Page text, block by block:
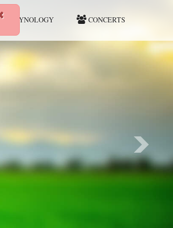
CYNOLOGY CONCERTS